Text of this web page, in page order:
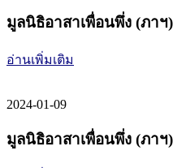
มูลนิธิอาสาเพื่อนพึ่ง (ภา
อ่านเพิ่มเติม
2024-01-09
มูลนิธิอาสาเพื่อนพึ่ง (ภา